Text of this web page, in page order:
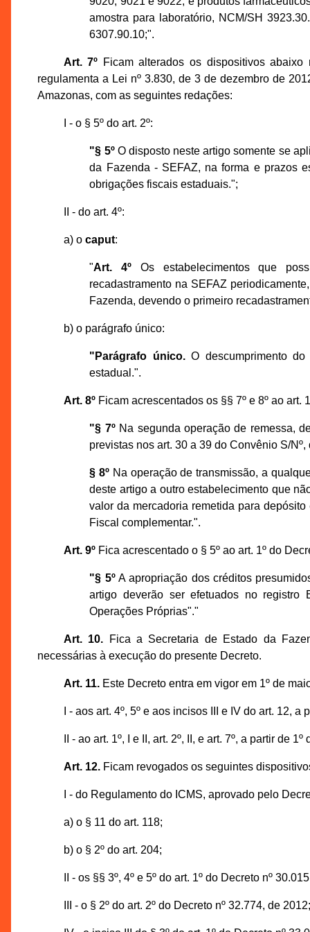
amostra para laboratório, NCM/SH
6307.90.10;".
Art. 7º Ficam alterados os dispositivos
regulamenta a Lei nº 3.830, de 3 de dezembro de
Amazonas, com as seguintes redações:
I - o § 5º do art. 2º:
"§ 5ºO disposto neste artigo somente se
da Fazenda - SEFAZ, na forma e prazos
obrigações fiscais estaduais.";
II - do art. 4º:
a) o caput:
"Art. 4º Os estabelecimentos que
recadastramento na SEFAZ
Fazenda, devendo o primeiro
b) o parágrafo único:
"Parágrafo único.O descumprimento
estadual.".
Art. 8ºFicam acrescentados os §§ 7º e 8º ao art.
"§ 7ºNa segunda operação de remessa,
previstas nos art. 30 a 39 do Convênio S/
§ 8º Na operação de transmissão, a
deste artigo a outro estabelecimento que
valor da mercadoria remetida para
Fiscal complementar.".
Art. 9ºFica acrescentado o § 5º ao art. 1º do
"§ 5ºA apropriação dos créditos
artigo deverão ser efetuados no
Operações Próprias"."
Art. 10. Fica a Secretaria de Estado da
necessárias à execução do presente Decreto.
Art. 11.Este Decreto entra em vigor em 1º de
I - aos art. 4º, 5º e aos incisos III e IV do art. 12,
II - ao art. 1º, I e II, art. 2º, II, e art. 7º, a partir de
Art. 12.Ficam revogados os seguintes
I - do Regulamento do ICMS, aprovado pelo
a) o § 11 do art. 118;
b) o § 2º do art. 204;
II - os §§ 3º, 4º e 5º do art. 1º do Decreto nº
III - o § 2º do art. 2º do Decreto nº 32.774, de 2012;